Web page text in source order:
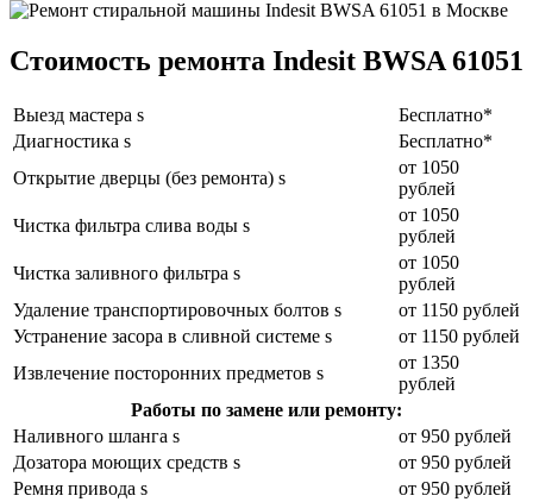
Стоимость ремонта Indesit BWSA 61051
Выезд мастера s
Бесплатно*
Диагностика s
Бесплатно*
Открытие дверцы (без ремонта) s
от 1050
рублей
Чистка фильтра слива воды s
от 1050
рублей
Чистка заливного фильтра s
от 1050
рублей
Удаление транспортировочных болтов s
от 1150 рублей
Устранение засора в сливной системе s
от 1150 рублей
Извлечение посторонних предметов s
от 1350
рублей
Работы по замене или ремонту:
Наливного шланга s
от 950 рублей
Дозатора моющих средств s
от 950 рублей
Ремня привода s
от 950 рублей